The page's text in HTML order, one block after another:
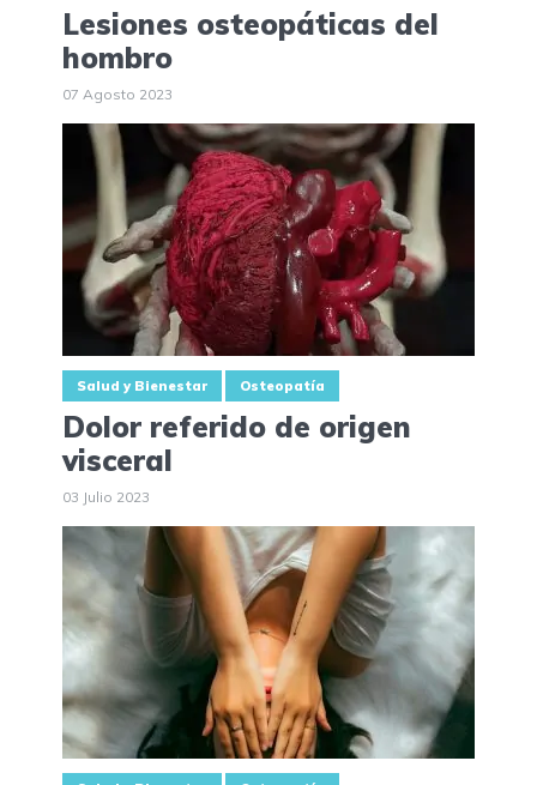
Lesiones osteopáticas del
hombro
07 Agosto 2023
Salud y Bienestar Osteopatía
Dolor referido de origen
visceral
03 Julio 2023